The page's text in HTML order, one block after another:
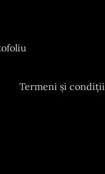
Termeni și condiții